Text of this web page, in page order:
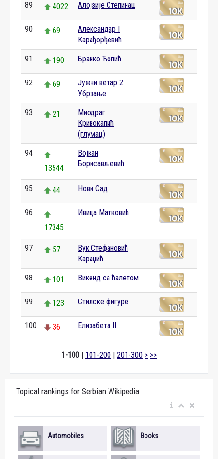
89 4022 Алојзије Степинац
90 69
Александар I
Карађорђевић
91 190 Бранко Ћопић
92 69
Јужни ветар 2:
Убрзање
93 21
Миодраг
Кривокапић
(глумац)
94
13544
Војкан
Борисављевић
95 44 Нови Сад
96
17345
Ивица Матковић
97 57
Вук Стефановић
Караџић
98 101 Викенд са ћалетом
99 123 Стилске фигуре
100 36 Елизабета II
1-100 | 101-200 | 201-300 > >>
Topical rankings for Serbian Wikipedia
Automobiles Books